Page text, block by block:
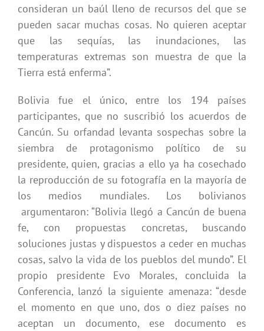
consideran un baúl lleno de recursos del que se
pueden sacar muchas cosas. No quieren aceptar
que las sequías, las inundaciones, las
temperaturas extremas son muestra de que la
Tierra está enferma”.
Bolivia fue el único, entre los 194 países
participantes, que no suscribió los acuerdos de
Cancún. Su orfandad levanta sospechas sobre la
siembra de protagonismo político de su
presidente, quien, gracias a ello ya ha cosechado
la reproducción de su fotografía en la mayoría de
los medios mundiales. Los bolivianos
argumentaron: “Bolivia llegó a Cancún de buena
fe, con propuestas concretas, buscando
soluciones justas y dispuestos a ceder en muchas
cosas, salvo la vida de los pueblos del mundo”. El
propio presidente Evo Morales, concluida la
Conferencia, lanzó la siguiente amenaza: “desde
el momento en que uno, dos o diez países no
aceptan un documento, ese documento es